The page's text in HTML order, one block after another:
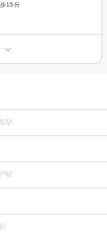
15分
駅
駅